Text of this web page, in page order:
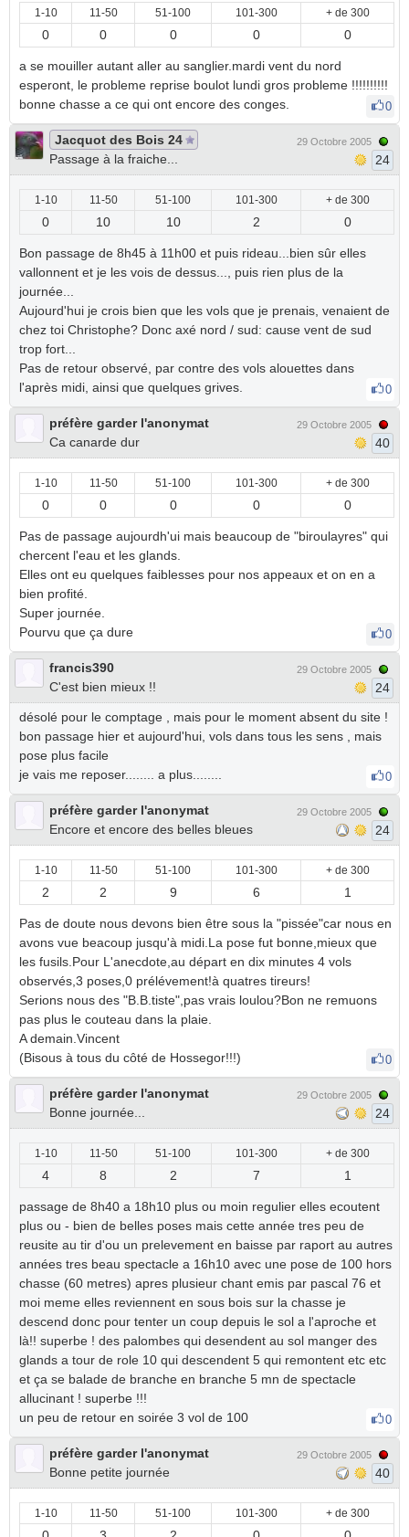
1-10 11-50 51-100 101-300 + de 300
0 0 0 0 0
a se mouiller autant aller au sanglier.mardi vent du nord
esperont, le probleme reprise boulot lundi gros probleme !!!!!!!!!!
bonne chasse a ce qui ont encore des conges.
0
Jacquot des Bois 24
Passage à la fraiche...
29 Octobre 2005
24
1-10 11-50 51-100 101-300 + de 300
0 10 10 2 0
Bon passage de 8h45 à 11h00 et puis rideau...bien sûr elles
vallonnent et je les vois de dessus..., puis rien plus de la
journée...
Aujourd'hui je crois bien que les vols que je prenais, venaient de
chez toi Christophe? Donc axé nord / sud: cause vent de sud
trop fort...
Pas de retour observé, par contre des vols alouettes dans
l'après midi, ainsi que quelques grives.
0
préfère garder l'anonymat
Ca canarde dur
29 Octobre 2005
40
1-10 11-50 51-100 101-300 + de 300
0 0 0 0 0
Pas de passage aujourdh'ui mais beaucoup de "biroulayres" qui
chercent l'eau et les glands.
Elles ont eu quelques faiblesses pour nos appeaux et on en a
bien profité.
Super journée.
Pourvu que ça dure
0
francis390
C'est bien mieux !!
29 Octobre 2005
24
désolé pour le comptage , mais pour le moment absent du site !
bon passage hier et aujourd'hui, vols dans tous les sens , mais
pose plus facile
je vais me reposer........ a plus........
0
préfère garder l'anonymat
Encore et encore des belles bleues
29 Octobre 2005
24
1-10 11-50 51-100 101-300 + de 300
2 2 9 6 1
Pas de doute nous devons bien être sous la "pissée"car nous en
avons vue beacoup jusqu'à midi.La pose fut bonne,mieux que
les fusils.Pour L'anecdote,au départ en dix minutes 4 vols
observés,3 poses,0 prélévement!à quatres tireurs!
Serions nous des "B.B.tiste",pas vrais loulou?Bon ne remuons
pas plus le couteau dans la plaie.
A demain.Vincent
(Bisous à tous du côté de Hossegor!!!)
0
préfère garder l'anonymat
Bonne journée...
29 Octobre 2005
24
1-10 11-50 51-100 101-300 + de 300
4 8 2 7 1
passage de 8h40 a 18h10 plus ou moin regulier elles ecoutent
plus ou - bien de belles poses mais cette année tres peu de
reusite au tir d'ou un prelevement en baisse par raport au autres
années tres beau spectacle a 16h10 avec une pose de 100 hors
chasse (60 metres) apres plusieur chant emis par pascal 76 et
moi meme elles reviennent en sous bois sur la chasse je
descend donc pour tenter un coup depuis le sol a l'aproche et
là!! superbe ! des palombes qui desendent au sol manger des
glands a tour de role 10 qui descendent 5 qui remontent etc etc
et ça se balade de branche en branche 5 mn de spectacle
allucinant ! superbe !!!
un peu de retour en soirée 3 vol de 100
0
préfère garder l'anonymat
Bonne petite journée
29 Octobre 2005
40
1-10 11-50 51-100 101-300 + de 300